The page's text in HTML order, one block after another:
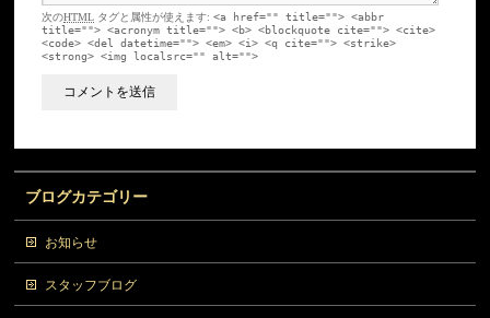
次のHTML タグと属性が使えます:<a href="" title=""> <abbr
title=""> <acronym title=""> <b> <blockquote cite=""> <cite>
<code> <del datetime=""> <em> <i> <q cite=""> <strike>
<strong> <img localsrc="" alt="">
ブログカテゴリー
お知らせ
スタッフブログ